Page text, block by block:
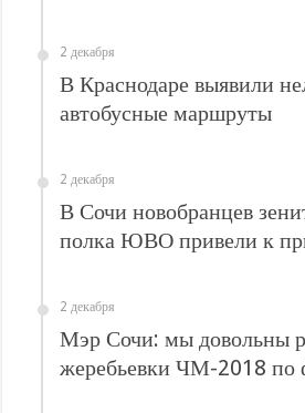
2 декабря
В Краснодаре выявили
автобусные маршруты
2 декабря
В Сочи новобранцев
полка ЮВО привели к
2 декабря
Мэр Сочи: мы довольны
жеребьевки ЧМ-2018 по